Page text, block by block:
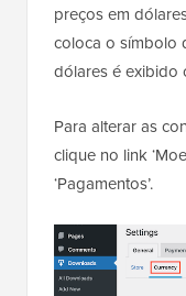
preços em
coloca o símbolo
dólares é exibido
Para alterar as
clique no link
‘Pagamentos’.